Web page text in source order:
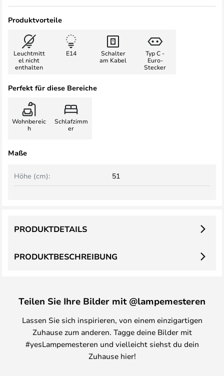
Produktvorteile
Leuchtmitt
el nicht
enthalten
E14
Schalter
am Kabel
Typ C -
Euro-
Stecker
Perfekt für diese Bereiche
Wohnbereic
h
Schlafzimm
er
Maße
Höhe (cm): 51
PRODUKTBESCHREIBUNG
PRODUKTDETAILS
Teilen Sie Ihre Bilder mit @lampemesteren
Lassen Sie sich inspirieren, von einem einzigartigen
Zuhause zum anderen. Tagge deine Bilder mit
#yesLampemesteren und vielleicht siehst du dein
Zuhause hier!